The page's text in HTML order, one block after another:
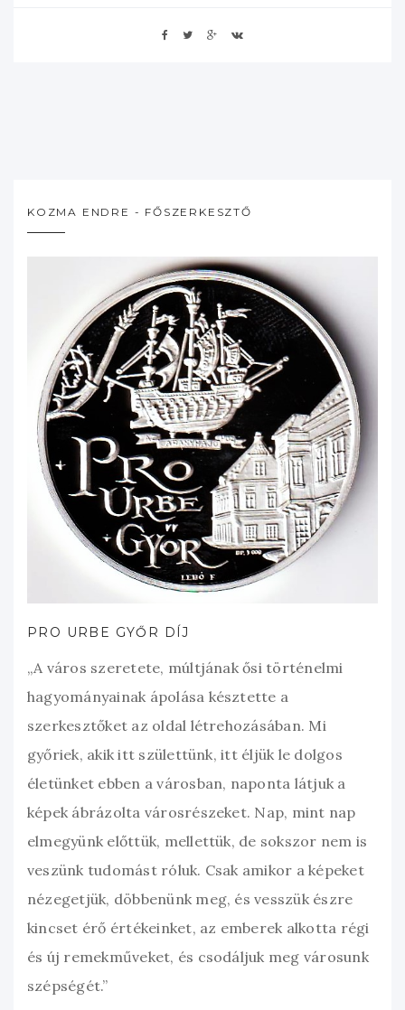
KOZMA ENDRE - FŐSZERKESZTŐ
PRO URBE GYŐR DÍJ
„A város szeretete, múltjának ősi történelmi
hagyományainak ápolása késztette a
szerkesztőket az oldal létrehozásában. Mi
győriek, akik itt születtünk, itt éljük le dolgos
életünket ebben a városban, naponta látjuk a
képek ábrázolta városrészeket. Nap, mint nap
elmegyünk előttük, mellettük, de sokszor nem is
veszünk tudomást róluk. Csak amikor a képeket
nézegetjük, döbbenünk meg, és vesszük észre
kincset érő értékeinket, az emberek alkotta régi
és új remekműveket, és csodáljuk meg városunk
szépségét.”